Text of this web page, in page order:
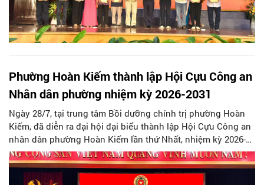
Phường Hoàn Kiếm thành lập Hội Cựu Công an
Nhân dân phường nhiệm kỳ 2026-2031
Ngày 28/7, tại trung tâm Bồi dưỡng chính trị phường Hoàn
Kiếm, đã diễn ra đại hội đại biểu thành lập Hội Cựu Công an
nhân dân phường Hoàn Kiếm lần thứ Nhất, nhiệm kỳ 2026-
2031, đánh dấu bước kiện toàn tổ chức, phát huy vai trò của
lực lượng cựu Công an nhân dân trong tham gia giữ gìn an
ninh trật tự và xây dựng địa phương.